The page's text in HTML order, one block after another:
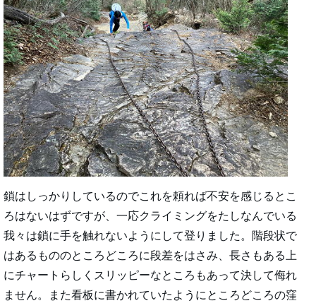
鎖はしっかりしているのでこれを頼れば不安を感じるとこ
ろはないはずですが、一応クライミングをたしなんでいる
我々は鎖に手を触れないようにして登りました。階段状で
はあるもののところどころに段差をはさみ、長さもある上
にチャートらしくスリッピーなところもあって決して侮れ
ません。また看板に書かれていたようにところどころの窪